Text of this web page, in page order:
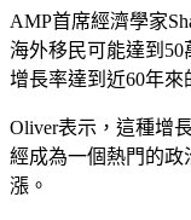
AMP首席經濟學家
海外移民可能達到
增長率達到近60年來
Oliver表示，這種增
經成為一個熱門的政
漲。